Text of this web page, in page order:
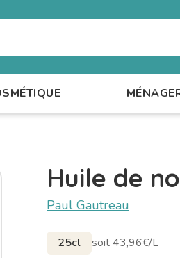
Huile de
Paul Gautreau
25cl soit 43,96€/L